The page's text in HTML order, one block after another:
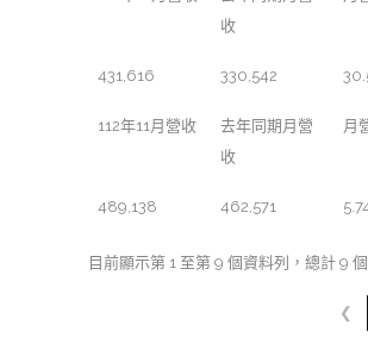
收
431,616 330,542
112年11月營收
去年同期月營
收
月
489,138 462,571
目前顯示第 1 至第 9 個資料列，總計 9
❮